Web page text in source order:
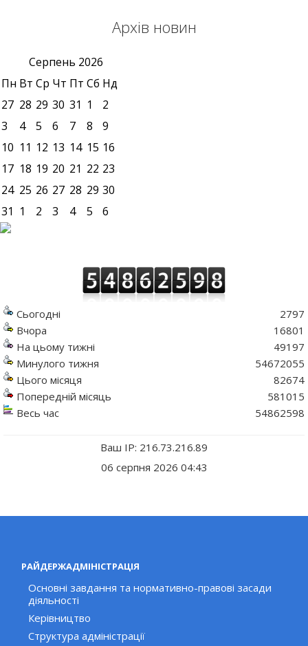
Архів новин
Серпень 2026
Пн Вт Ср Чт Пт Сб Нд
27 28 29 30 31 1
2
3
4 5 6 7 8
9
10 11 12 13 14 15 16
17 18 19 20 21 22 23
24 25 26 27 28 29 30
31 1 2 3 4 5 6
Сьогодні
Вчора
На цьому тижні
Минулого тижня
Цього місяця
Попередній місяць
Весь час
2797
16801
49197
54672055
82674
581015
54862598
Ваш IP: 216.73.216.89
06 серпня 2026 04:43
РАЙДЕРЖАДМІНІСТРАЦІЯ
Основні завдання та нормативно-правові засади
діяльності
Керівництво
Структура адміністрації